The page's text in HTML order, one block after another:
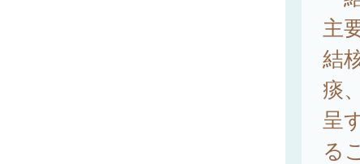
主
結
痰
呈
る